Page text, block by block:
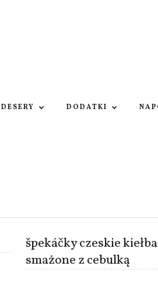
DESERY DODATKI
špekáčky czeskie
smażone z cebulką